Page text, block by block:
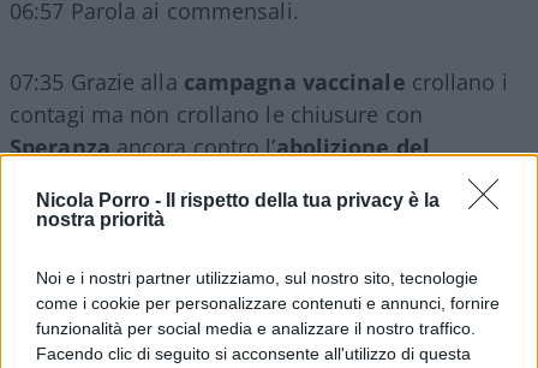
Nicola Porro -
Il rispetto della tua privacy è la
nostra priorità
Noi e i nostri partner utilizziamo, sul nostro sito, tecnologie
come i cookie per personalizzare contenuti e annunci, fornire
funzionalità per social media e analizzare il nostro traffico.
Facendo clic di seguito si acconsente all'utilizzo di questa
06:57 Parola ai commensali.
07:35 Grazie alla campagna vaccinale crollano i
contagi ma non crollano le chiusure con
Speranzaancora contro l’abolizione del
molto bene da Maurizio Molinari suRepubblica